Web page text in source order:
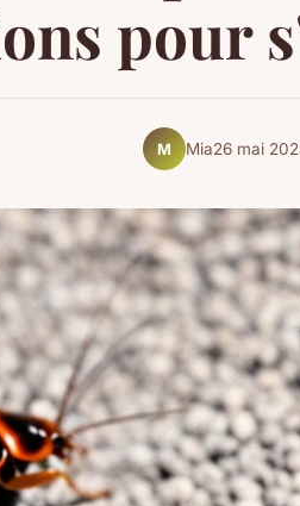
pour
M Mia26 mai